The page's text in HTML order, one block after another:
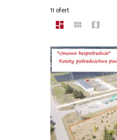
11 ofert